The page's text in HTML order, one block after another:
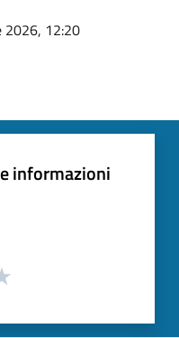
2026, 12:20
informazioni